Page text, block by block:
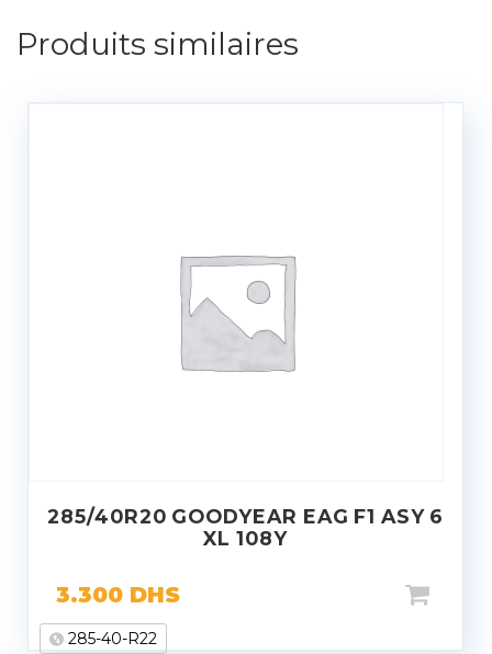
Produits similaires
285/40R20 GOODYEAR EAG F1 ASY 6
XL 108Y
3.300 DHS
285-40-R22